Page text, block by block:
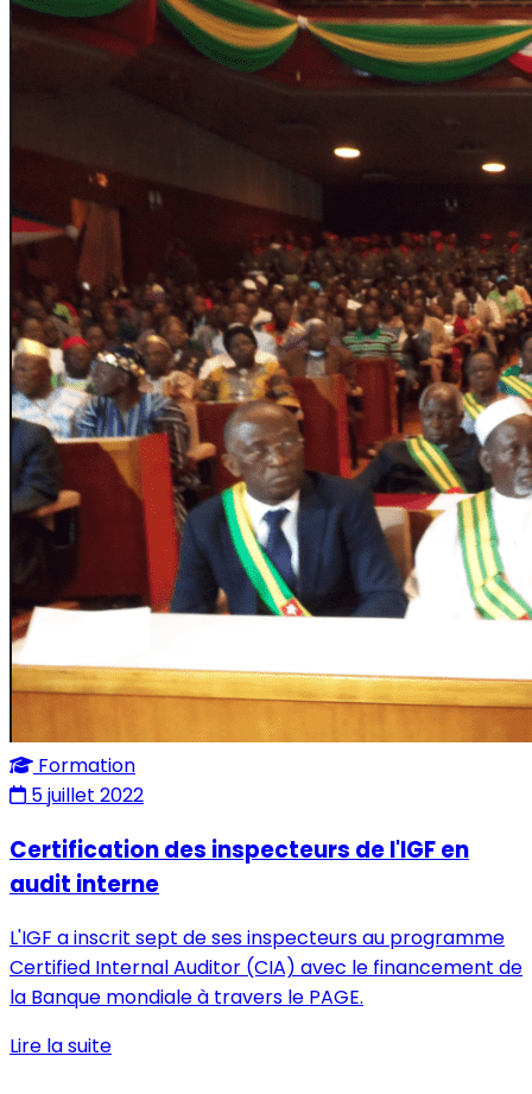
Formation
5 juillet 2022
Certification des inspecteurs de l'IGF en
audit interne
L'IGF a inscrit sept de ses inspecteurs au programme
Certified Internal Auditor (CIA) avec le financement de
la Banque mondiale à travers le PAGE.
Lire la suite